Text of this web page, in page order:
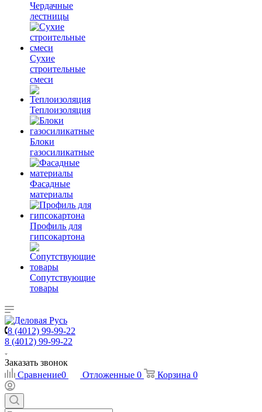
Чердачные
лестницы
Сухие
строительные
смеси
Теплоизоляция
Блоки
газосиликатные
Фасадные
материалы
Профиль для
гипсокартона
Сопутствующие
товары
8 (4012) 99-99-22
8 (4012) 99-99-22
Заказать звонок
Сравнение0 Отложенные 0 Корзина 0